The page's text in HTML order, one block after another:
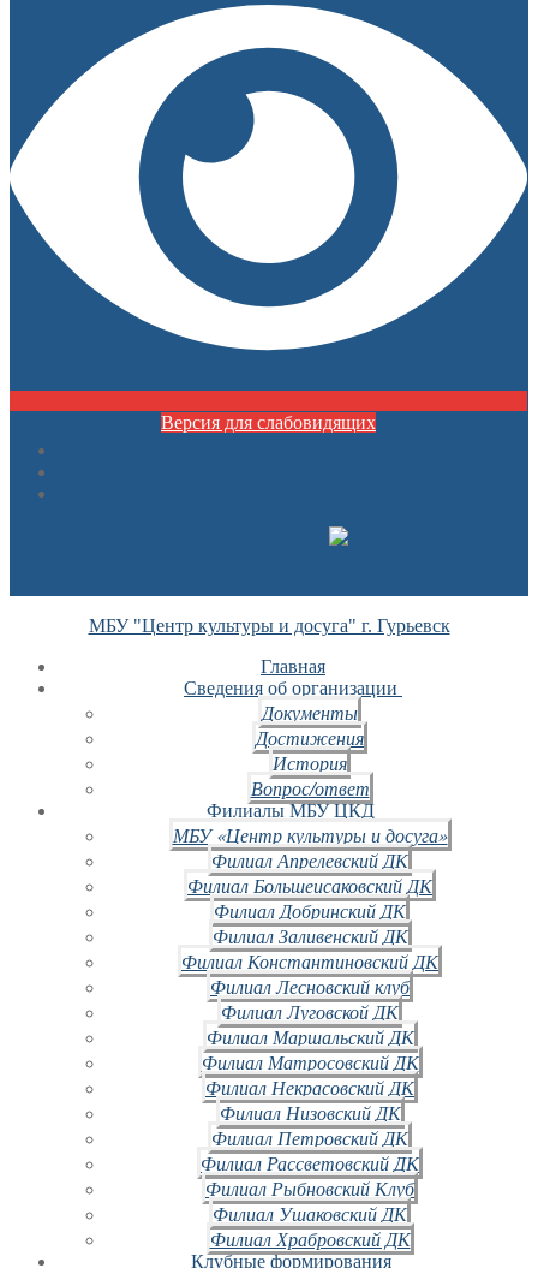
Версия для слабовидящих
МБУ "Центр культуры и досуга" г. Гурьевск
Главная
Сведения об организации
Документы
Достижения
История
Вопрос/ответ
Филиалы МБУ ЦКД
МБУ «Центр культуры и досуга»
Филиал Апрелевский ДК
Филиал Большеисаковский ДК
Филиал Добринский ДК
Филиал Заливенский ДК
Филиал Константиновский ДК
Филиал Лесновский клуб
Филиал Луговской ДК
Филиал Маршальский ДК
Филиал Матросовский ДК
Филиал Некрасовский ДК
Филиал Низовский ДК
Филиал Петровский ДК
Филиал Рассветовский ДК
Филиал Рыбновский Клуб
Филиал Ушаковский ДК
Филиал Храбровский ДК
Клубные формирования